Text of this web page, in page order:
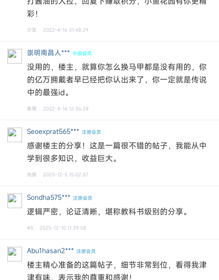
彩！
沙发 2022-4-16 01:48:29
崇明南昌人*** 中级会员
没用的，楼主，就算你怎么换马甲都是没有用的，你
的亿万拥戴者早已经把你认出来了，你一定就是传说
中的最强id。
板凳 2022-4-16 12:36:28
Seoexprat565*** 注册会员
感谢楼主的分享！这是一篇很不错的帖子，我能从中
学到很多知识，收益巨大。
地板 2025-12-5 15:02:37
Sondha575*** 注册会员
逻辑严密，论证清晰，堪称教科书级别的分享。‌‌
#5 2025-12-10 11:39:58
Abu1hasan2*** 注册会员
楼主精心准备的这篇帖子，细节非常到位，看得我津
津有味，表示我的尊重和感谢！